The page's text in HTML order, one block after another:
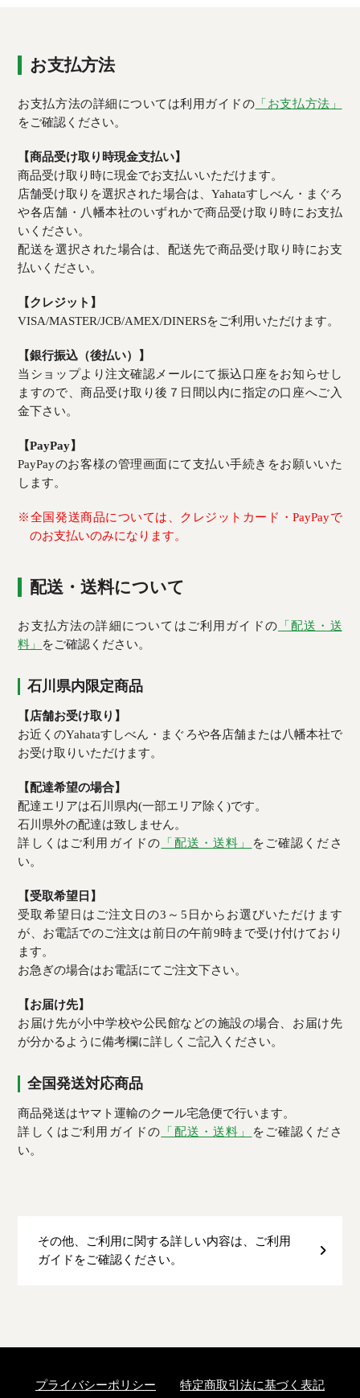
お支払方法
お支払方法の詳細については利用ガイドの 「お支払方法」
をご確認ください。
【商品受け取り時現金支払い】
商品受け取り時に現金でお支払いいただけます。
店舗受け取りを選択された場合は、Yahataすしべん・まぐろ
や各店舗・八幡本社のいずれかで商品受け取り時にお支払
いください。
配送を選択された場合は、配送先で商品受け取り時にお支
払いください。
【クレジット】
VISA/MASTER/JCB/AMEX/DINERSをご利用いただけます。
【銀行振込（後払い）】
当ショップより注文確認メールにて振込口座をお知らせし
ますので、商品受け取り後７日間以内に指定の口座へご入
金下さい。
【PayPay】
PayPayのお客様の管理画面にて支払い手続きをお願いいた
します。
※全国発送商品については、クレジットカード・PayPayで
のお支払いのみになります。
配送・送料について
お支払方法の詳細についてはご利用ガイドの 「配送・送
料」 をご確認ください。
石川県内限定商品
【店舗お受け取り】
お近くのYahataすしべん・まぐろや各店舗または八幡本社で
お受け取りいただけます。
【配達希望の場合】
配達エリアは石川県内(一部エリア除く)です。
石川県外の配達は致しません。
詳しくはご利用ガイドの 「配送・送料」
をご確認くださ
い。
【受取希望日】
受取希望日はご注文日の3～5日からお選びいただけます
が、お電話でのご注文は前日の午前9時まで受け付けており
ます。
お急ぎの場合はお電話にてご注文下さい。
【お届け先】
お届け先が小中学校や公民館などの施設の場合、お届け先
が分かるように備考欄に詳しくご記入ください。
全国発送対応商品
商品発送はヤマト運輸のクール宅急便で行います。
詳しくはご利用ガイドの 「配送・送料」
をご確認くださ
い。
その他、ご利用に関する詳しい内容は、ご利用
ガイドをご確認ください。
プライバシーポリシー 特定商取引法に基づく表記